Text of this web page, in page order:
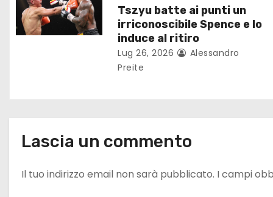
r
o
i
Tszyu batte ai punti un
irriconoscibile Spence e lo
induce al ritiro
Lug 26, 2026
Alessandro
Preite
Lascia un commento
Il tuo indirizzo email non sarà pubblicato. I campi